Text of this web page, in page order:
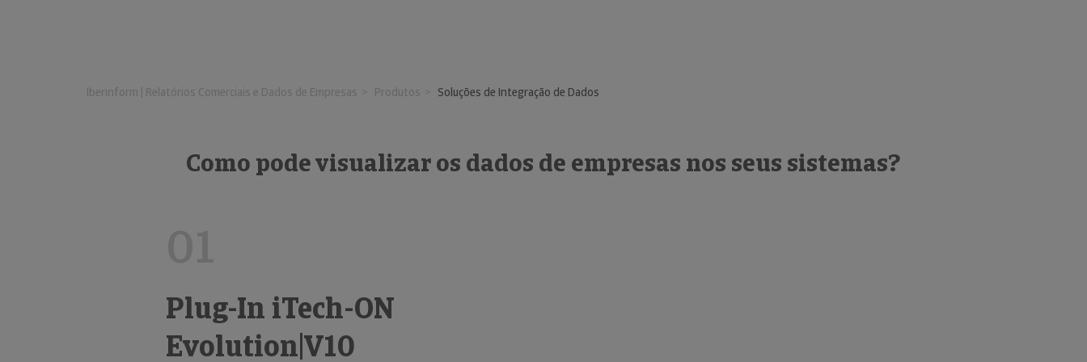
Iberinform | Relatórios Comerciais e Dados de Empresas Produtos Soluções de Integração de Dados
Como pode visualizar os dados de empresas nos seus sistemas?
Plug-In iTech-ON
Evolution|V10